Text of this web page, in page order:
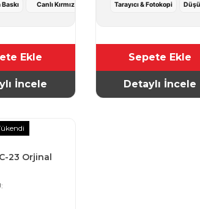
Canlı Kırmızı
Ekle
İncele
Tarayıcı & Fotokopi
Sepete Ekle
Detaylı İncele
23 Orjinal